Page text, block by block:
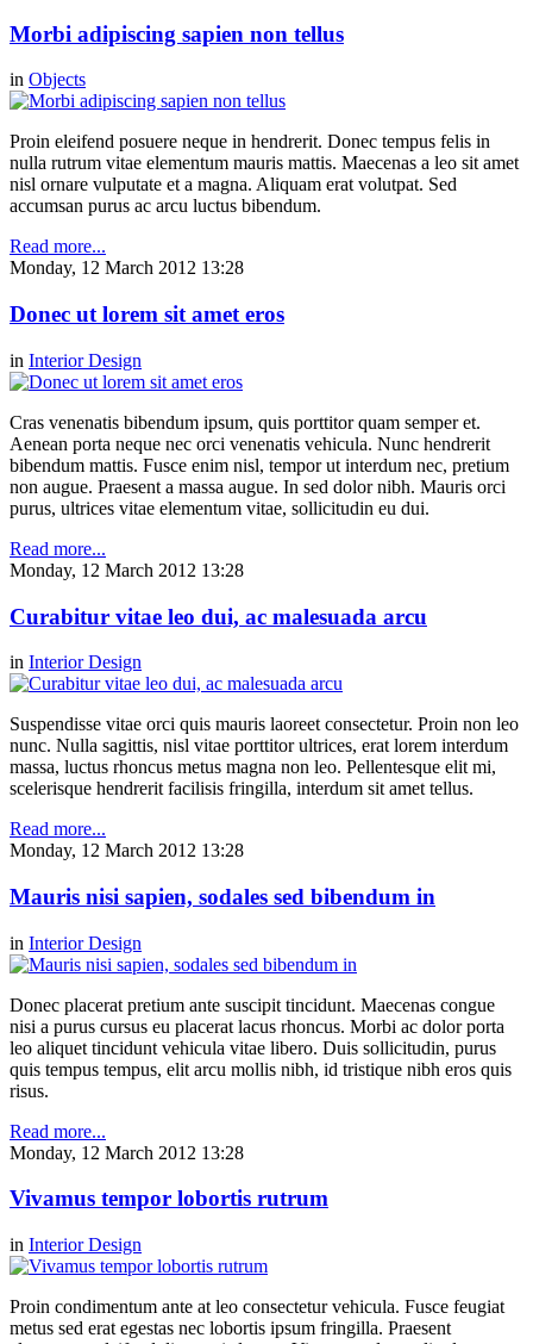
Morbi adipiscing sapien non tellus
in Objects
Proin eleifend posuere neque in hendrerit. Donec tempus felis in
nulla rutrum vitae elementum mauris mattis. Maecenas a leo sit amet
nisl ornare vulputate et a magna. Aliquam erat volutpat. Sed
accumsan purus ac arcu luctus bibendum.
Read more...
Monday, 12 March 2012 13:28
Donec ut lorem sit amet eros
in Interior Design
Cras venenatis bibendum ipsum, quis porttitor quam semper et.
Aenean porta neque nec orci venenatis vehicula. Nunc hendrerit
bibendum mattis. Fusce enim nisl, tempor ut interdum nec, pretium
non augue. Praesent a massa augue. In sed dolor nibh. Mauris orci
purus, ultrices vitae elementum vitae, sollicitudin eu dui.
Read more...
Monday, 12 March 2012 13:28
Curabitur vitae leo dui, ac malesuada arcu
in Interior Design
Suspendisse vitae orci quis mauris laoreet consectetur. Proin non leo
nunc. Nulla sagittis, nisl vitae porttitor ultrices, erat lorem interdum
massa, luctus rhoncus metus magna non leo. Pellentesque elit mi,
scelerisque hendrerit facilisis fringilla, interdum sit amet tellus.
Read more...
Monday, 12 March 2012 13:28
Mauris nisi sapien, sodales sed bibendum in
in Interior Design
Donec placerat pretium ante suscipit tincidunt. Maecenas congue
nisi a purus cursus eu placerat lacus rhoncus. Morbi ac dolor porta
leo aliquet tincidunt vehicula vitae libero. Duis sollicitudin, purus
quis tempus tempus, elit arcu mollis nibh, id tristique nibh eros quis
risus.
Read more...
Monday, 12 March 2012 13:28
Vivamus tempor lobortis rutrum
in Interior Design
Proin condimentum ante at leo consectetur vehicula. Fusce feugiat
metus sed erat egestas nec lobortis ipsum fringilla. Praesent